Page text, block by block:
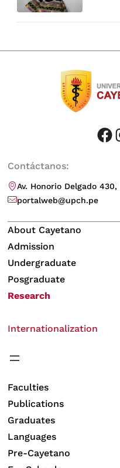
facebook
Contáctanos:
Av. Honorio Delgado
portalweb@upch.pe
About Cayetano
Admission
Undergraduate
Posgraduate
Research
Internationalization
Faculties
Publications
Graduates
Languages
Pre-Cayetano